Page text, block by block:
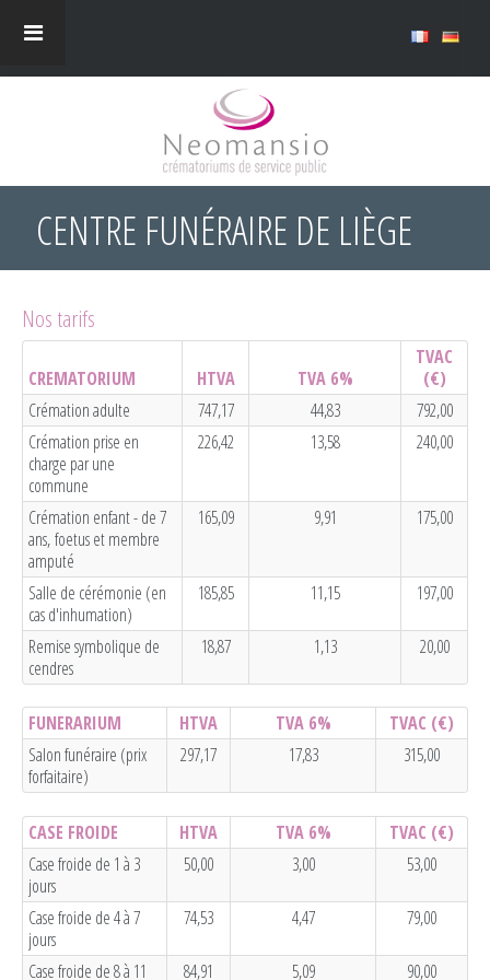
CENTRE FUNÉRAIRE DE LIÈGE
Nos tarifs
CREMATORIUM HTVA TVA 6%
TVAC
(€)
Crémation adulte
747,17 44,83
792,00
Crémation prise en
charge par une
commune
226,42 13,58 240,00
Crémation enfant - de 7
ans, foetus et membre
amputé
165,09 9,91 175,00
Salle de cérémonie (en
cas d'inhumation)
185,85 11,15 197,00
Remise symbolique de
cendres
18,87 1,13 20,00
FUNERARIUM HTVA TVA 6% TVAC (€)
Salon funéraire (prix
forfaitaire)
297,17 17,83 315,00
CASE FROIDE HTVA TVA 6% TVAC (€)
Case froide de 1 à 3
jours
50,00 3,00 53,00
Case froide de 4 à 7
jours
74,53 4,47 79,00
Case froide de 8 à 11 84,91 5,09 90,00